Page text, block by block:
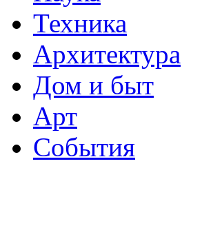
Техника
Архитектура
Дом и быт
Арт
События